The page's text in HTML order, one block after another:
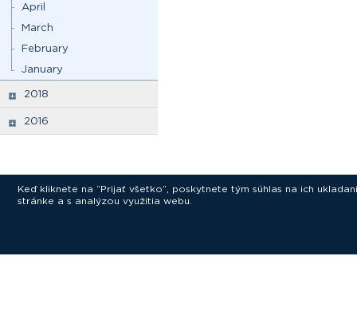
April
March
February
January
2018
2016
Keď kliknete na “Prijať všetko”, poskytnete tým súhlas na ich
stránke a s analýzou využitia webu.